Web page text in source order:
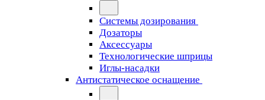
Системы дозирования
Дозаторы
Аксессуары
Технологические шприцы
Иглы-насадки
Антистатическое оснащение